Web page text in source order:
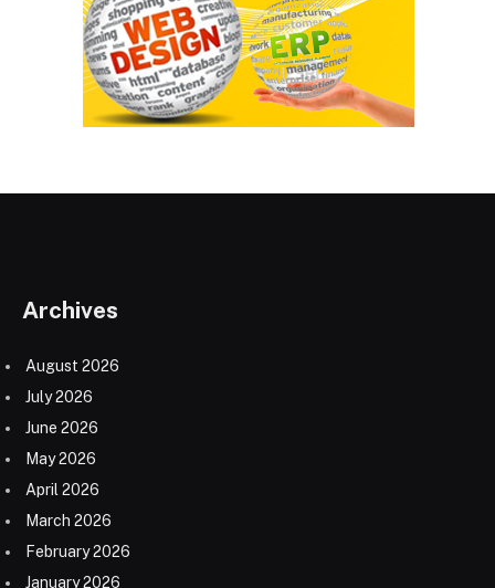
Archives
August 2026
July 2026
June 2026
May 2026
April 2026
March 2026
February 2026
January 2026